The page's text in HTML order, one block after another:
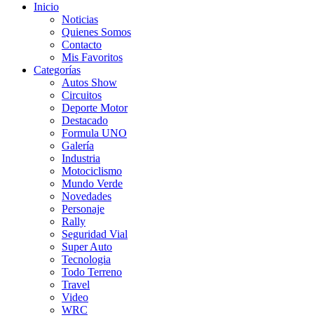
Inicio
Noticias
Quienes Somos
Contacto
Mis Favoritos
Categorías
Autos Show
Circuitos
Deporte Motor
Destacado
Formula UNO
Galería
Industria
Motociclismo
Mundo Verde
Novedades
Personaje
Rally
Seguridad Vial
Super Auto
Tecnologia
Todo Terreno
Travel
Video
WRC